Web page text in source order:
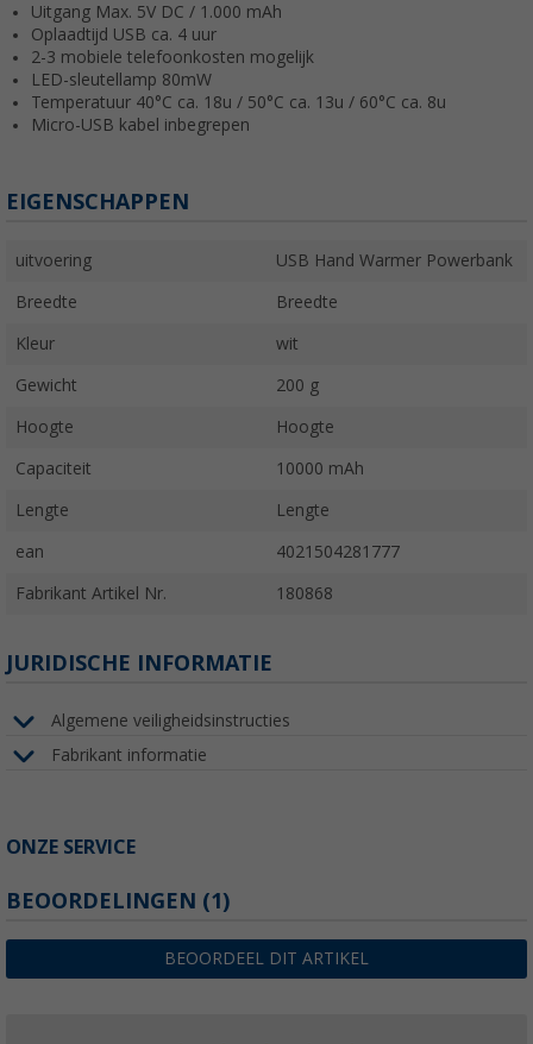
Uitgang Max. 5V DC / 1.000 mAh
Oplaadtijd USB ca. 4 uur
2-3 mobiele telefoonkosten mogelijk
LED-sleutellamp 80mW
Temperatuur 40°C ca. 18u / 50°C ca. 13u / 60°C ca. 8u
Micro-USB kabel inbegrepen
EIGENSCHAPPEN
uitvoering USB Hand Warmer Powerbank
Breedte Breedte
Kleur wit
Gewicht 200 g
Hoogte Hoogte
Capaciteit 10000 mAh
Lengte Lengte
ean 4021504281777
Fabrikant Artikel Nr. 180868
JURIDISCHE INFORMATIE
Algemene veiligheidsinstructies
Fabrikant informatie
ONZE SERVICE
BEOORDELINGEN (1)
BEOORDEEL DIT ARTIKEL